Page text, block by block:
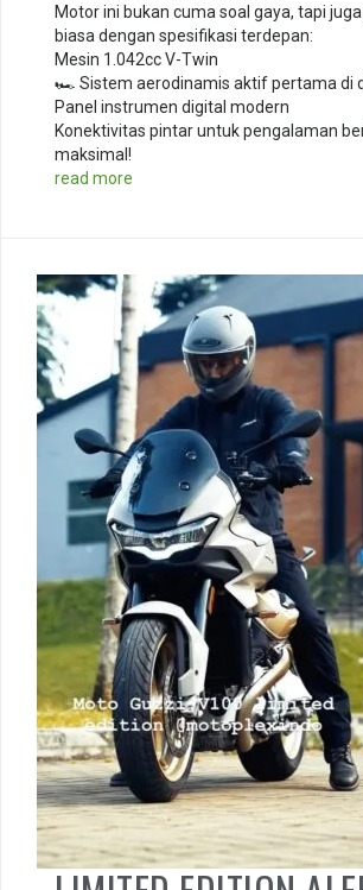
Motor ini bukan cuma soal gaya, tapi
biasa dengan spesifikasi terdepan:
Mesin 1.042cc V-Twin
🏎️ Sistem aerodinamis aktif pertama di
Panel instrumen digital modern
Konektivitas pintar untuk pengalaman
maksimal!
read more